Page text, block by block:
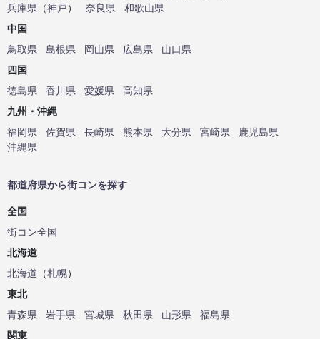
兵庫県 （神戸） 奈良県
和歌山県
中国
鳥取県
島根県 岡山県 広島県
山口県
四国
徳島県
香川県 愛媛県
高知県
九州・沖縄
福岡県
佐賀県 長崎県 熊本県 大分県 宮崎県
鹿児島県
沖縄県
都道府県から街コンを探す
全国
街コン全国
北海道
北海道 （札幌）
東北
青森県
岩手県 宮城県 秋田県 山形県
福島県
関東